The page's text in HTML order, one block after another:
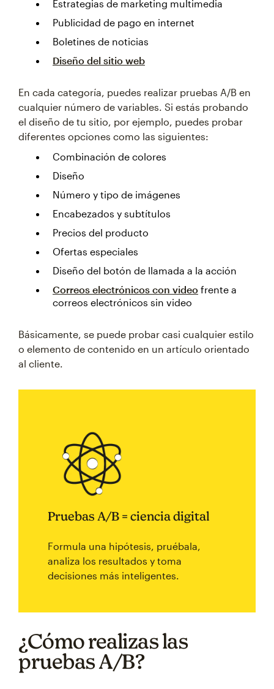
Estrategias de marketing multimedia
Publicidad de pago en internet
Boletines de noticias
Diseño del sitio web
En cada categoría, puedes realizar pruebas A/B en
cualquier número de variables. Si estás probando
el diseño de tu sitio, por ejemplo, puedes probar
diferentes opciones como las siguientes:
Combinación de colores
Diseño
Número y tipo de imágenes
Encabezados y subtítulos
Precios del producto
Ofertas especiales
Diseño del botón de llamada a la acción
Correos electrónicos con video frente a
correos electrónicos sin video
Básicamente, se puede probar casi cualquier estilo
o elemento de contenido en un artículo orientado
al cliente.
Pruebas A/B = ciencia digital
Formula una hipótesis, pruébala,
analiza los resultados y toma
decisiones más inteligentes.
¿Cómo realizas las
pruebas A/B?